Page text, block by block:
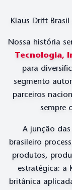
Klaüs Drift
Nossa história
Tecnologia,
para
segmento
parceiros
sempre
A junção
brasileiro
produtos,
estratégica: a
britânica